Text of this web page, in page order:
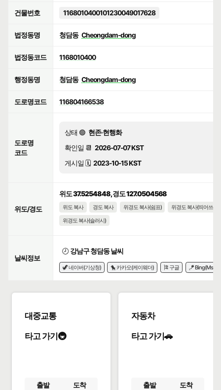
건물번호 1168010400101230049017628
법정동명 청담동 Cheongdam-dong
법정동코드 1168010400
행정동명 청담동 Cheongdam-dong
도로명코드 116804166538
도로명
코드
상태 🟢 현존·현행화
확인일 📆 2026-07-07 KST
게시일 🗓️ 2023-10-15 KST
위도/경도
위도 37.5254848, 경도 127.0504568
위도 복사 경도 복사 위경도 복사(쉼표)
위경도 복사(띄어쓰기)
위경도 복사(슬러시)
날씨정보
🕗 강남구 청담동 날씨
🦖 네이버(기상청) 🐤 카카오(케이웨더) 🎏 구글 🪁 Bing(Msn)
대중교통
타고 가기🚇
출발 도착
자동차
타고 가기🚗
출발 도착